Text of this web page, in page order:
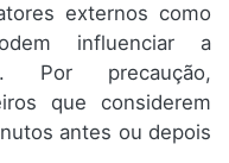
externos como
influenciar a
Por precaução,
que considerem
antes ou depois